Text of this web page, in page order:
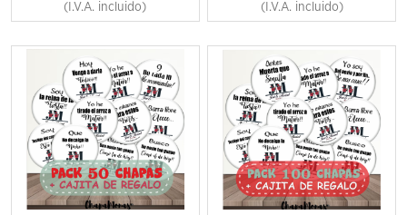
(I.V.A. incluido) (I.V.A. incluido)